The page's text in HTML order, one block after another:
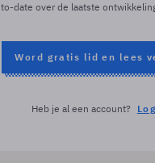
date over de laatste
Word gratis lid en lees
Heb je al een account?